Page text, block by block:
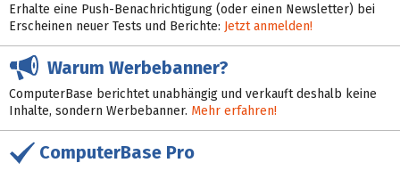
Erhalte eine Push-Benachrichtigung (oder einen Newsletter) bei
Erscheinen neuer Tests und Berichte: Jetzt anmelden!
Warum Werbebanner?
ComputerBase berichtet unabhängig und verkauft deshalb keine
Inhalte, sondern Werbebanner. Mehr erfahren!
ComputerBase Pro